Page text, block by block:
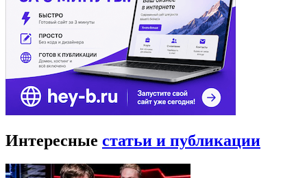
Интересные статьи и публикации